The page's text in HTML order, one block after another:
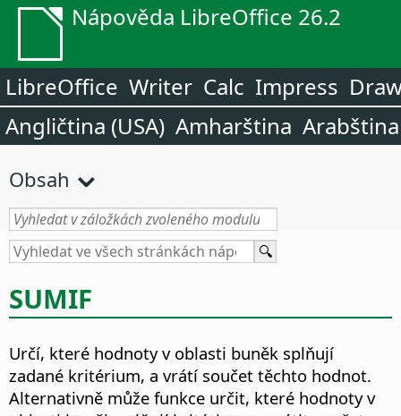
Nápověda LibreOffice 26.2
LibreOffice Writer Calc Impress
Angličtina (USA) Amharština Arabština
Obsah
SUMIF
Určí, které hodnoty v oblasti buněk splňují
zadané kritérium, a vrátí součet těchto hodnot.
Alternativně může funkce určit, které hodnoty v